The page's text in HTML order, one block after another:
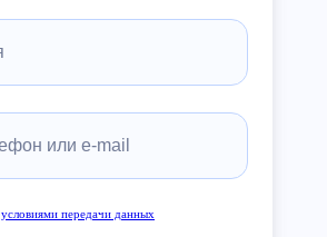
условиями передачи данных